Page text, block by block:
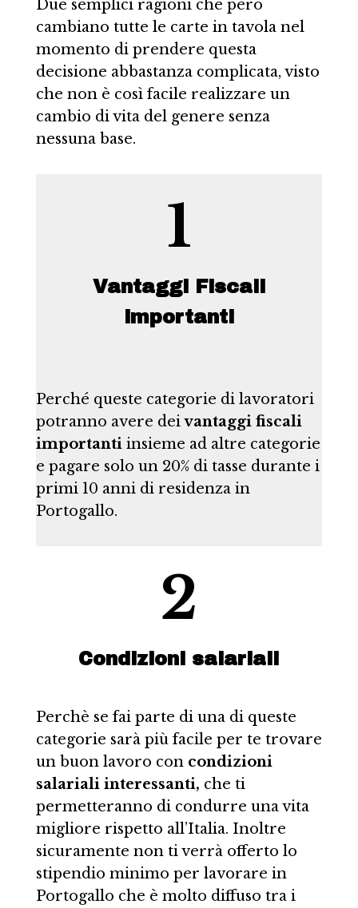
Due semplici ragioni che però
cambiano tutte le carte in tavola nel
momento di prendere questa
decisione abbastanza complicata, visto
che non è così facile realizzare un
cambio di vita del genere senza
nessuna base.
1
Vantaggi Fiscali
importanti
Perché queste categorie di lavoratori
potranno avere deivantaggi fiscali
importantiinsieme ad altre categorie
e pagare solo un 20% di tasse durante i
primi 10 anni di residenza in
Portogallo.
2
Condizioni salariali
Perchè se fai parte di una di queste
categorie sarà più facile per te trovare
un buon lavoro con condizioni
salariali interessanti, che ti
permetteranno di condurre una vita
migliore rispetto all’Italia. Inoltre
sicuramente non ti verrà offerto lo
stipendio minimo per lavorare in
Portogallo che è molto diffuso tra i